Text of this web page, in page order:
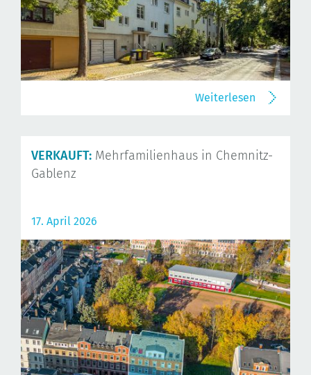
Weiterlesen
VERKAUFT: Mehrfamilienhaus in Chemnitz-
Gablenz
17. April 2026